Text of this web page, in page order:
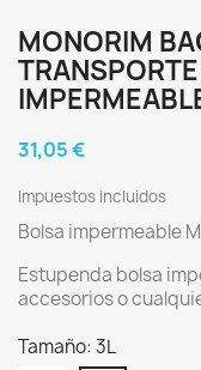
MONORIM
31,05 €
Impuestos incluidos
Bolsa impermeable
Estupenda bolsa
accesorios o
Tamaño: 3L